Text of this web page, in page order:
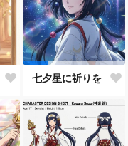
七夕星に祈りを